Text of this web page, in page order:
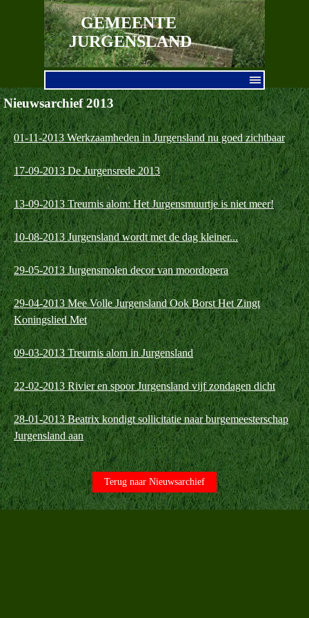
Ga naar de inhoud
GEMEENTE
JURGENSLAND
Nieuwsarchief 2013
01-11-2013 Werkzaamheden in Jurgensland nu goed zichtbaar
17-09-2013 De Jurgensrede 2013
13-09-2013 Treurnis alom: Het Jurgensmuurtje is niet meer!
10-08-2013 Jurgensland wordt met de dag kleiner...
29-05-2013 Jurgensmolen decor van moordopera
29-04-2013 Mee Volle Jurgensland Ook Borst Het Zingt
Koningslied Met
09-03-2013 Treurnis alom in Jurgensland
22-02-2013 Rivier en spoor Jurgensland vijf zondagen dicht
28-01-2013 Beatrix kondigt sollicitatie naar burgemeesterschap
Jurgensland aan
Terug naar Nieuwsarchief